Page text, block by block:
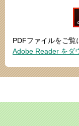
PDFファイルをご
Adobe Reader をダ